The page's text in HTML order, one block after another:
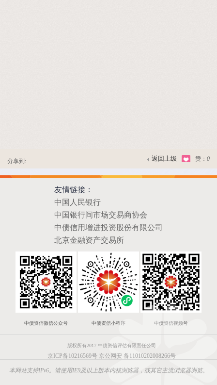
分享到: 返回上级 赞： 0
友情链接：
中国人民银行
中国银行间市场交易商协会
中债信用增进投资股份有限公司
北京金融资产交易所
中债资信微信公众号 中债资信小程序 中债资信视频号
版权所有2017 中债资信评估有限责任公司
京ICP备10216569号 京公网安 备11010202008266号
本网站支持IPv6。请使用IE9及以上版本内核浏览器，或其它主流浏览器浏览。